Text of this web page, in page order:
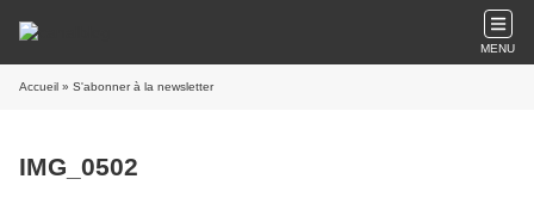
MENU
Accueil » S'abonner à la newsletter
IMG_0502